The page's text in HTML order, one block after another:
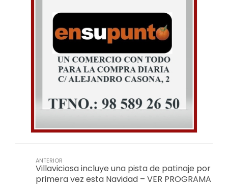
ANTERIOR
Villaviciosa incluye una pista de patinaje por
primera vez esta Navidad – VER PROGRAMA